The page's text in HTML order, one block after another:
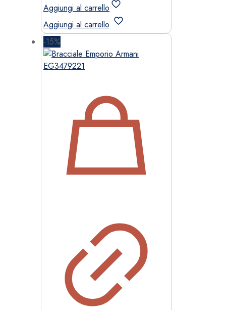
originale
era:
109,00 €.
attuale
92,00 €.
Aggiungi al carrello
Aggiungi al carrello
-15%